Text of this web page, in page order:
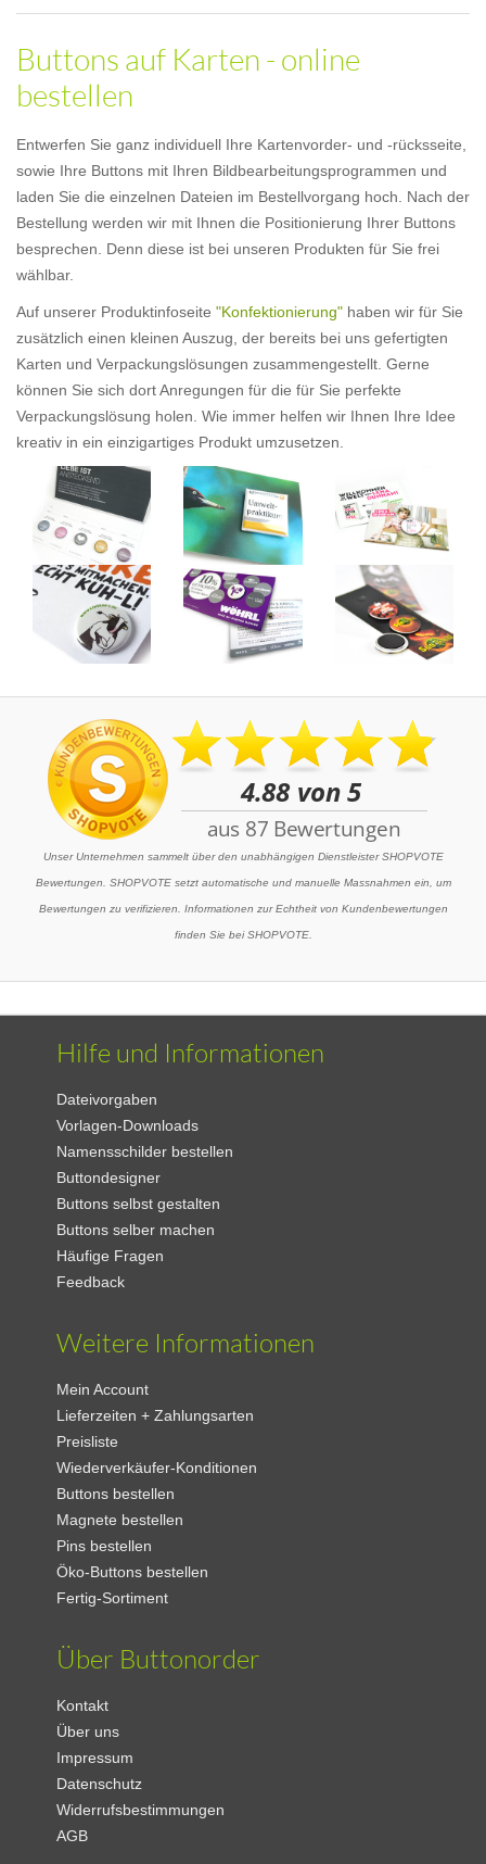
Buttons auf Karten - online
bestellen
Entwerfen Sie ganz individuell Ihre Kartenvorder- und -rücksseite,
sowie Ihre Buttons mit Ihren Bildbearbeitungsprogrammen und
laden Sie die einzelnen Dateien im Bestellvorgang hoch. Nach der
Bestellung werden wir mit Ihnen die Positionierung Ihrer Buttons
besprechen. Denn diese ist bei unseren Produkten für Sie frei
wählbar.
Auf unserer Produktinfoseite "Konfektionierung" haben wir für Sie
zusätzlich einen kleinen Auszug, der bereits bei uns gefertigten
Karten und Verpackungslösungen zusammengestellt. Gerne
können Sie sich dort Anregungen für die für Sie perfekte
Verpackungslösung holen. Wie immer helfen wir Ihnen Ihre Idee
kreativ in ein einzigartiges Produkt umzusetzen.
Unser Unternehmen sammelt über den unabhängigen Dienstleister SHOPVOTE
Bewertungen. SHOPVOTE setzt automatische und manuelle Massnahmen ein, um
Bewertungen zu verifizieren. Informationen zur Echtheit von Kundenbewertungen
finden Sie bei SHOPVOTE.
Hilfe und Informationen
Dateivorgaben
Vorlagen-Downloads
Namensschilder bestellen
Buttondesigner
Buttons selbst gestalten
Buttons selber machen
Häufige Fragen
Feedback
Weitere Informationen
Mein Account
Lieferzeiten + Zahlungsarten
Preisliste
Wiederverkäufer-Konditionen
Buttons bestellen
Magnete bestellen
Pins bestellen
Öko-Buttons bestellen
Fertig-Sortiment
Über Buttonorder
Kontakt
Über uns
Impressum
Datenschutz
Widerrufsbestimmungen
AGB